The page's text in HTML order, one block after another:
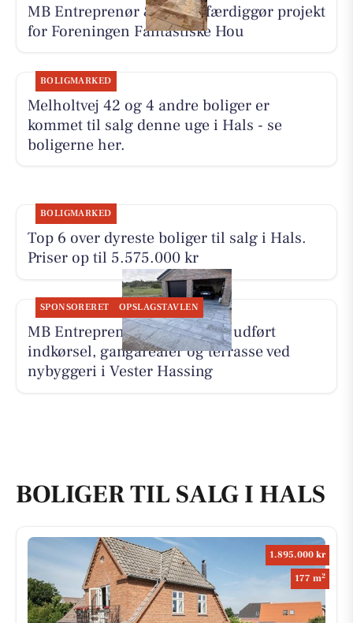
MB Entreprenør & Anlæg færdiggør projekt
for Foreningen Fantastiske Hou
BOLIGMARKED
Melholtvej 42 og 4 andre boliger er
kommet til salg denne uge i Hals - se
boligerne her.
BOLIGMARKED
Top 6 over dyreste boliger til salg i Hals.
Priser op til 5.575.000 kr
SPONSORERET OPSLAGSTAVLEN
MB Entreprenør & Anlæg har udført
indkørsel, gangarealer og terrasse ved
nybyggeri i Vester Hassing
BOLIGER TIL SALG I HALS
1.895.000 kr
177 m2